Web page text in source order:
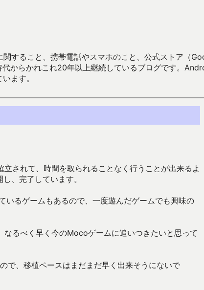
すること、携帯電話やスマホのこと、公式ストア（
からかれこれ20年以上継続しているブログです。
ます。
されて、時間を取られることなく行うことが出来るよ
、完了しています。
いるゲームもあるので、一度遊んだゲームでも興味の
るべく早く今のMocoゲームに追いつきたいと思って
で、移植ペースはまだまだ早く出来そうにないで